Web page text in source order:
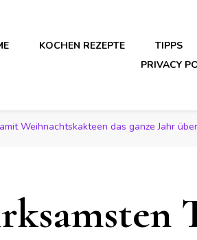
KOCHEN REZEPTE TIPPS
PRIVACY
Weihnachtskakteen das ganze Jahr